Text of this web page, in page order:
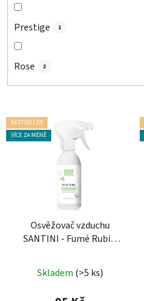
Prestige 1
Rose 2
V
ý
BESTSELLER
VÍCE ZA MÉNĚ
Osvěžovač vzduchu
SANTINI - Fumé Rubis,
hodnocení
produktu
Skladem (>5 ks)